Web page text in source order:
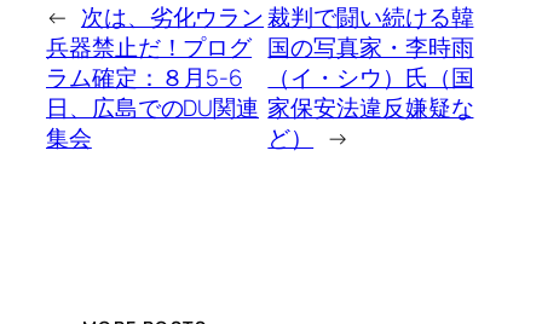
← 次は、劣化ウラン
兵器禁止だ！プログ
ラム確定：８月5-6
日、広島でのDU関連
集会
裁判で闘い続ける韓
国の写真家・李時雨
（イ・シウ）氏（国
家保安法違反嫌疑な
ど）
→